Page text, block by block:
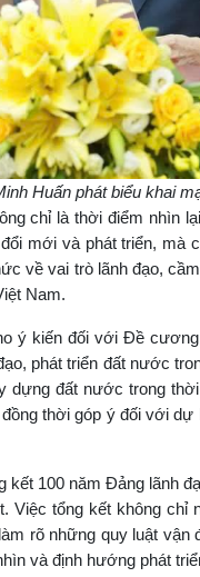
Huấn phát biểu khai
chỉ là thời điểm nhìn
mới và phát triển, mà
về vai trò lãnh đạo,
Nam.
ý kiến đối với Đề
phát triển đất nước
đất nước trong
thời góp ý đối với
kết 100 năm Đảng lãnh
tổng kết không chỉ
rõ những quy luật vận
và định hướng phát